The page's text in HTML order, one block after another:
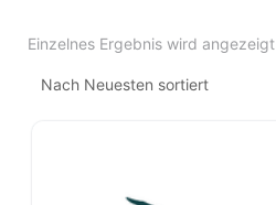
Einzelnes Ergebnis wird angezeigt